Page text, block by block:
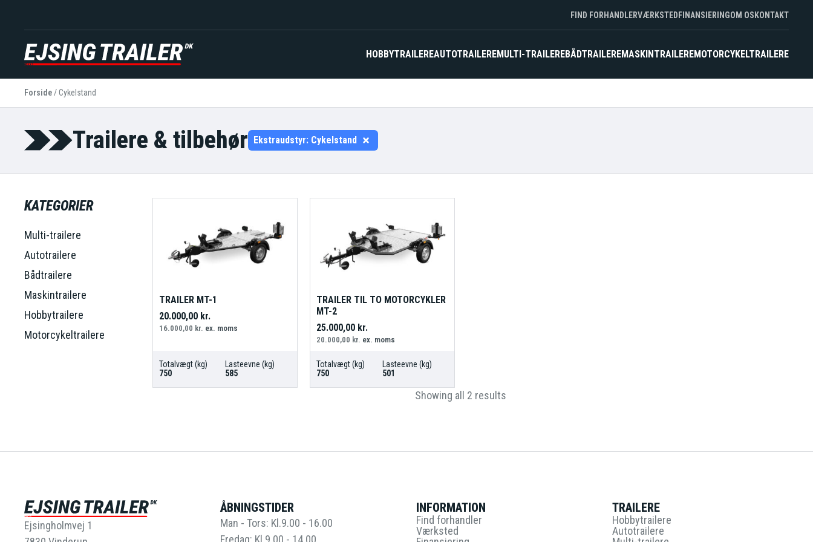
FIND FORHANDLERVÆRKSTEDFINANSIERINGOM OSKONTAKT
HOBBYTRAILEREAUTOTRAILEREMULTI-TRAILEREBÅDTRAILEREMASKINTRAILEREMOTORCYKELTRAILERE
Forside/Cykelstand
Trailere & tilbehør Ekstraudstyr: Cykelstand
KATEGORIER
Multi-trailere
Autotrailere
Bådtrailere
Maskintrailere
Hobbytrailere
Motorcykeltrailere
Showing all 2 results
TRAILER MT-1
20.000,00 kr.
16.000,00 kr. ex. moms
Totalvægt (kg)
750
Lasteevne (kg)
585
TRAILER TIL TO MOTORCYKLER
MT-2
25.000,00 kr.
20.000,00 kr. ex. moms
Totalvægt (kg)
750
Lasteevne (kg)
501
Ejsingholmvej 1
ÅBNINGSTIDER
Man - Tors: Kl.9.00 - 16.00
INFORMATION
Find forhandler
Værksted
TRAILERE
Hobbytrailere
Autotrailere